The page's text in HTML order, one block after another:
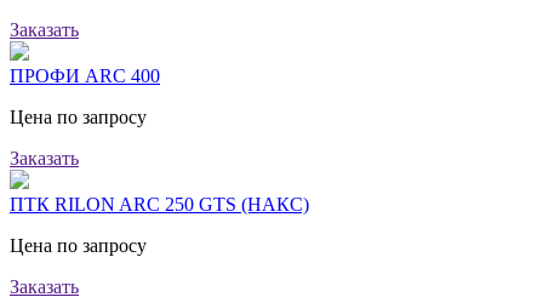
Заказать
ПРОФИ ARC 400
Цена по запросу
Заказать
ПТК RILON ARC 250 GTS (НАКС)
Цена по запросу
Заказать